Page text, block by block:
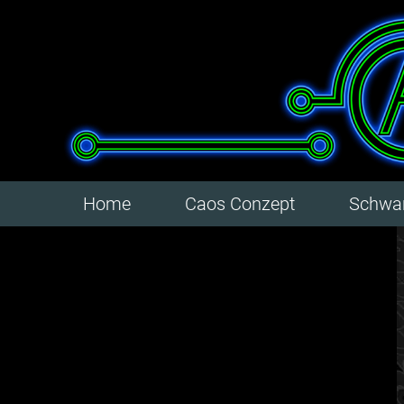
Home Caos Conzept